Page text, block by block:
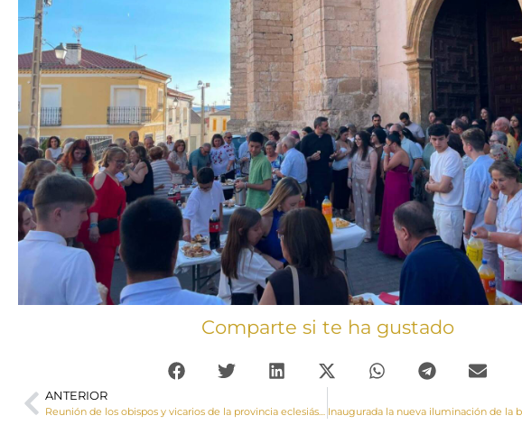
Comparte si te ha gustado
ANTERIOR
Reunión de los obispos y vicarios de la provincia eclesiástica de Castilla-La Mancha